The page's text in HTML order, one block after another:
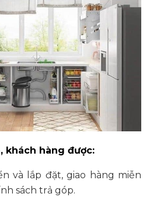
khách hàng được:
và lắp đặt, giao hàng miễn
sách trả góp.